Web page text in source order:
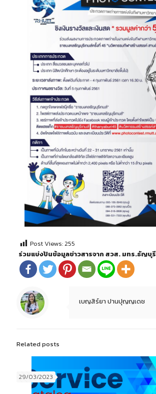
Post Views:255
ร่วมแบ่งปันข้อมูลข่าวสารจาก สวส. มทร.ธัญบุรี
เบญสิร์ยา ปานปุญญเดช
Related posts
29/03/2023